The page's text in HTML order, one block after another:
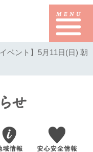
ベント】5月11日(日) 朝